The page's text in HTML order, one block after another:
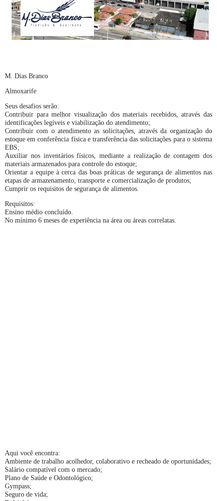
M. Dias Branco
Almoxarife
Seus desafios serão:
Contribuir para melhor visualização dos materiais recebidos, através das
identificações legíveis e viabilização do atendimento;
Contribuir com o atendimento as solicitações, através da organização do
estoque em conferência física e transferência das solicitações para o sistema
EBS;
Auxiliar nos inventários físicos, mediante a realização de contagem dos
materiais armazenados para controle do estoque;
Orientar a equipe à cerca das boas práticas de segurança de alimentos nas
etapas de armazenamento, transporte e comercialização de produtos;
Cumprir os requisitos de segurança de alimentos.
Requisitos:
Ensino médio concluído.
No mínimo 6 meses de experiência na área ou áreas correlatas.
Aqui você encontra:
Ambiente de trabalho acolhedor, colaborativo e recheado de oportunidades;
Salário compatível com o mercado;
Plano de Saúde e Odontológico;
Gympass;
Seguro de vida;